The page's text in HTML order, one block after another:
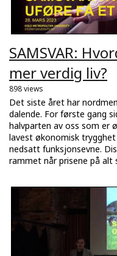
SAMSVAR:
mer verdig liv?
898 views
Det siste året har
dalende. For første gang
halvparten av oss som er
lavest økonomisk
nedsatt funksjonsevne.
rammet når prisene på alt